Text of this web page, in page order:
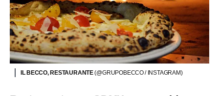
IL BECCO, RESTAURANTE(@GRUPOBECCO / INSTAGRAM)